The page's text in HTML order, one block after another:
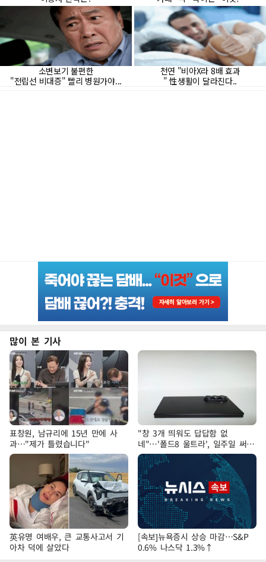
많이 본 기사
표창원, 남규리에 15년 만에 사
과…"제가 틀렸습니다"
"창 3개 띄워도 답답함 없
네"…'폴드8 울트라', 일주일 써보
니
英유명 여배우, 큰 교통사고서 기
아차 덕에 살았다
[속보]뉴욕증시 상승 마감…S&P
0.6% 나스닥 1.3%↑